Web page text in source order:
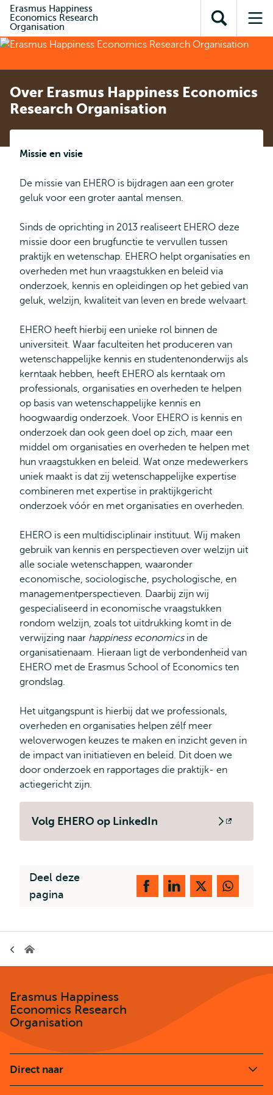
inhoud
gaan
gaan
Direct naar
subnavigatie
Erasmus Happiness
Economics Research
Organisation
Toon
zoekveld
Over Erasmus Happiness Economics
Research Organisation
Missie en visie
De missie van EHERO is bijdragen aan een groter
geluk voor een groter aantal mensen.
Sinds de oprichting in 2013 realiseert EHERO deze
missie door een brugfunctie te vervullen tussen
praktijk en wetenschap. EHERO helpt organisaties en
overheden met hun vraagstukken en beleid via
onderzoek, kennis en opleidingen op het gebied van
geluk, welzijn, kwaliteit van leven en brede welvaart.
EHERO heeft hierbij een unieke rol binnen de
universiteit. Waar faculteiten het produceren van
wetenschappelijke kennis en studentenonderwijs als
kerntaak hebben, heeft EHERO als kerntaak om
professionals, organisaties en overheden te helpen
op basis van wetenschappelijke kennis en
hoogwaardig onderzoek. Voor EHERO is kennis en
onderzoek dan ook geen doel op zich, maar een
middel om organisaties en overheden te helpen met
hun vraagstukken en beleid. Wat onze medewerkers
uniek maakt is dat zij wetenschappelijke expertise
combineren met expertise in praktijkgericht
onderzoek vóór en met organisaties en overheden.
EHERO is een multidisciplinair instituut. Wij maken
gebruik van kennis en perspectieven over welzijn uit
alle sociale wetenschappen, waaronder
economische, sociologische, psychologische, en
managementperspectieven. Daarbij zijn wij
gespecialiseerd in economische vraagstukken
rondom welzijn, zoals tot uitdrukking komt in de
verwijzing naar happiness economicsin de
organisatienaam. Hieraan ligt de verbondenheid van
EHERO met de Erasmus School of Economics ten
grondslag.
Het uitgangspunt is hierbij dat we professionals,
overheden en organisaties helpen zélf meer
weloverwogen keuzes te maken en inzicht geven in
de impact van initiatieven en beleid. Dit doen we
door onderzoek en rapportages die praktijk- en
actiegericht zijn.
Volg EHERO op LinkedIn
Opent
extern
Deel deze
pagina
Erasmus
Erasmus Happiness
Economics Research
Organisation
Direct naar